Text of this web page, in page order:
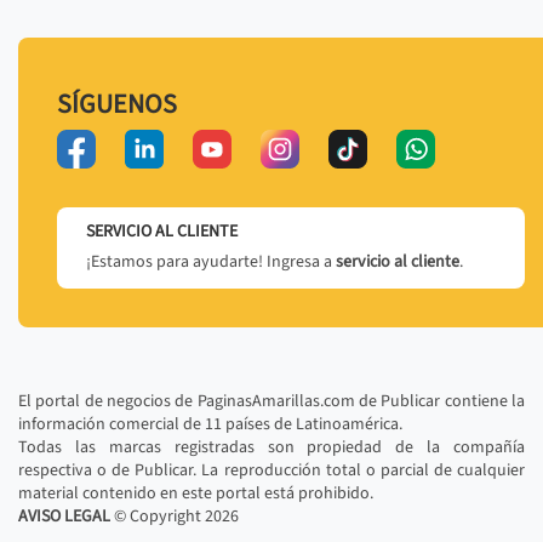
SÍGUENOS
SERVICIO AL CLIENTE
¡Estamos para ayudarte! Ingresa a servicio al cliente.
El portal de negocios de PaginasAmarillas.com de Publicar contiene la
información comercial de 11 países de Latinoamérica.
Todas las marcas registradas son propiedad de la compañía
respectiva o de Publicar. La reproducción total o parcial de cualquier
material contenido en este portal está prohibido.
AVISO LEGAL© Copyright2026